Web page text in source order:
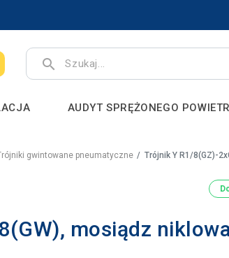
search
AUDYT SPRĘŻONEGO
gwintowane pneumatyczne Trójnik Y R1/8(GZ)-
mosiądz